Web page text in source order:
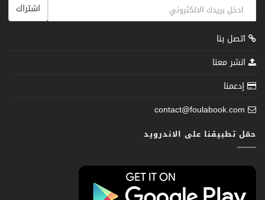
اشتراك
اتصل بنا
انشر معنا
إدعمنا
contact@foulabook.com
حمّل تطبيقنا على الاندرويد